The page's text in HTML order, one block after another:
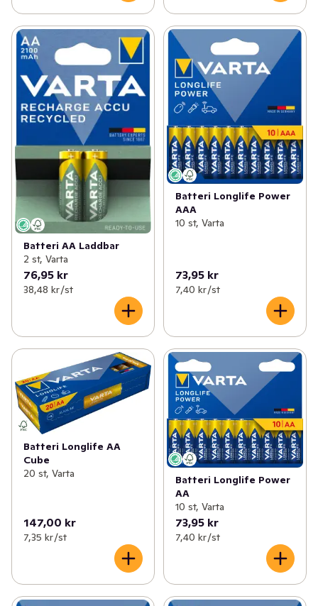
Batteri AA Laddbar
2 st, Varta
76,95 kr
38,48 kr /st
Batteri Longlife Power
AAA
10 st, Varta
73,95 kr
7,40 kr /st
Batteri Longlife AA
Cube
20 st, Varta
147,00 kr
7,35 kr /st
Batteri Longlife Power
AA
10 st, Varta
73,95 kr
7,40 kr /st